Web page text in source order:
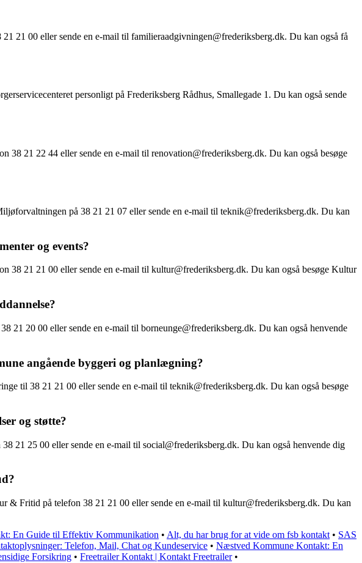
21 00 eller sende en e-mail til familieraadgivningen@frederiksberg.dk. Du kan også få
personligt på Frederiksberg Rådhus, Smallegade 1. Du kan også sende
38 21 22 44 eller sende en e-mail til renovation@frederiksberg.dk. Du kan også besøge
på 38 21 21 07 eller sende en e-mail til teknik@frederiksberg.dk. Du kan
og events?
21 21 00 eller sende en e-mail til kultur@frederiksberg.dk. Du kan også besøge Kultur
21 20 00 eller sende en e-mail til borneunge@frederiksberg.dk. Du kan også henvende
angående byggeri og planlægning?
til 38 21 21 00 eller sende en e-mail til teknik@frederiksberg.dk. Du kan også besøge
og støtte?
21 25 00 eller sende en e-mail til social@frederiksberg.dk. Du kan også henvende dig
Fritid på telefon 38 21 21 00 eller sende en e-mail til kultur@frederiksberg.dk. Du kan
En Guide til Effektiv Kommunikation • Alt, du har brug for at vide om fsb kontakt • SAS
Telefon, Mail, Chat og Kundeservice • Næstved Kommune Kontakt: En
Forsikring • Freetrailer Kontakt | Kontakt Freetrailer•